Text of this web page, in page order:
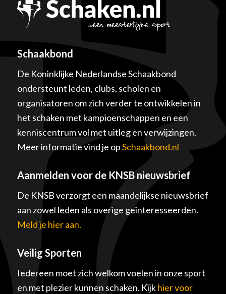
Schaakbond
De Koninklijke Nederlandse Schaakbond
ondersteunt leden, clubs, scholen en
organisatoren om zich verder te ontwikkelen in
het schaken met kampioenschappen en een
kenniscentrum vol met uitleg en verwijzingen.
Meer informatie vind je opSchaakbond.nl
Aanmelden voor de KNSB nieuwsbrief
De KNSB verzorgt een maandelijkse nieuwsbrief
aan zowel leden als overige geïnteresseerden.
Meld je hier aan.
Veilig Sporten
Iedereen moet zich welkom voelen in onze sport
en met plezier kunnen schaken. Kijkhier voor